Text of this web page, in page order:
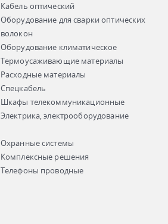
Кабель оптический
Оборудование для сварки оптических
волокон
Оборудование климатическое
Термоусаживающие материалы
Расходные материалы
Спецкабель
Шкафы телекоммуникационные
Электрика, электрооборудование
Охранные системы
Комплексные решения
Телефоны проводные